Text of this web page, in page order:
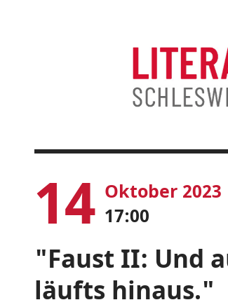
14 Oktober 2023
17:00
"Faust II: Und
läufts hinaus."